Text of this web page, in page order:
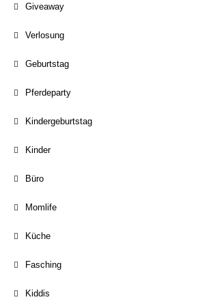
Giveaway
Verlosung
Geburtstag
Pferdeparty
Kindergeburtstag
Kinder
Büro
Momlife
Küche
Fasching
Kiddis